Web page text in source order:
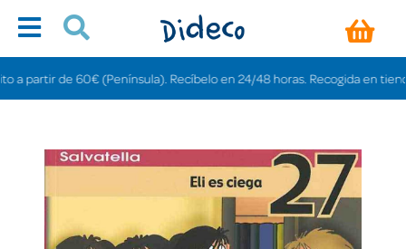
de 60€ (Península). Recíbelo en 24/48 horas. Recogida en tiendas